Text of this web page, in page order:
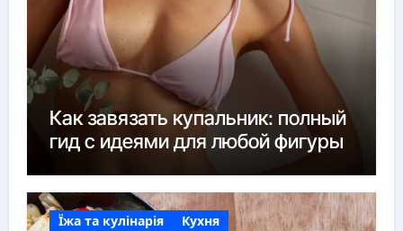
Как завязать купальник: полный
гид с идеями для любой фигуры
Їжа та кулінарія Кухня